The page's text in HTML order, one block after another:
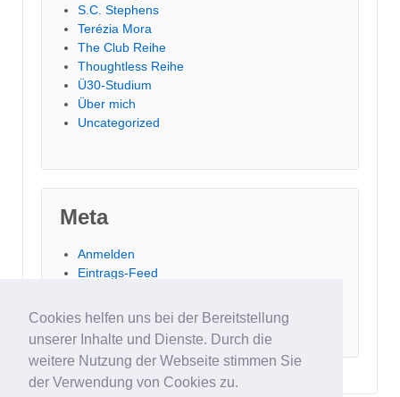
Cookies helfen uns bei der Bereitstellung
unserer Inhalte und Dienste. Durch die
weitere Nutzung der Webseite stimmen Sie
der Verwendung von Cookies zu.
S.C. Stephens
Terézia Mora
The Club Reihe
Thoughtless Reihe
Ü30-Studium
Über mich
Uncategorized
Meta
Anmelden
Eintrags-Feed
WordPress.org